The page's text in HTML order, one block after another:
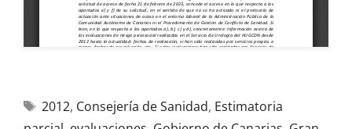
2012, Consejería de Sanidad, Estimatoria